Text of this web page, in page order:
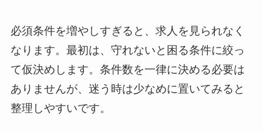
必須条件を増やしすぎると、求人を見られなく
なります。最初は、守れないと困る条件に絞っ
て仮決めします。条件数を一律に決める必要は
ありませんが、迷う時は少なめに置いてみると
整理しやすいです。